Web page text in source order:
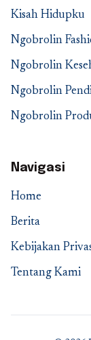
Kisah Hidupku
Ngobrolin
Ngobrolin
Ngobrolin
Ngobrolin
Navigasi
Home
Berita
Kebijakan
Tentang Kami